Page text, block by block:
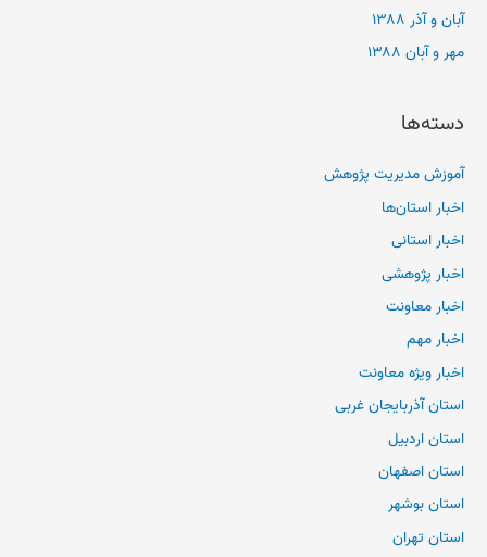
آبان و آذر ۱۳۸۸
مهر و آبان ۱۳۸۸
دسته‌ها
آموزش مدیریت پژوهش
اخبار استان‌ها
اخبار استانی
اخبار پژوهشی
اخبار معاونت
اخبار مهم
اخبار ویژه معاونت
استان آذربایجان غربی
استان اردبیل
استان اصفهان
استان بوشهر
استان تهران